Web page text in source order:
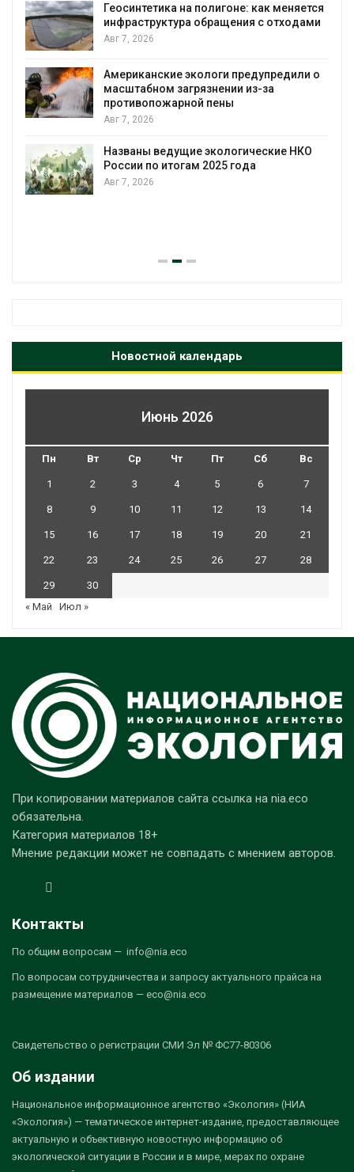
Геосинтетика на полигоне: как меняется
инфраструктура обращения с отходами
Авг 7, 2026
Американские экологи предупредили о
масштабном загрязнении из-за
противопожарной пены
Авг 7, 2026
Названы ведущие экологические НКО
России по итогам 2025 года
Авг 7, 2026
Новостной календарь
Июнь 2026
Пн Вт Ср Чт Пт Сб Вс
1 2 3 4 5 6 7
8 9 10 11 12 13 14
15 16 17 18 19 20 21
22 23 24 25 26 27 28
29
30
« Май
Июл »
При копировании материалов сайта ссылка на nia.eco
обязательна.
Категория материалов 18+
Мнение редакции может не совпадать с мнением авторов.
Контакты
По общим вопросам — info@nia.eco
По вопросам сотрудничества и запросу актуального прайса на
размещение материалов — eco@nia.eco
Свидетельство о регистрации СМИ Эл № ФС77-80306
Об издании
Национальное информационное агентство «Экология» (НИА
«Экология») — тематическое интернет-издание, предоставляющее
актуальную и объективную новостную информацию об
экологической ситуации в России и в мире, мерах по охране